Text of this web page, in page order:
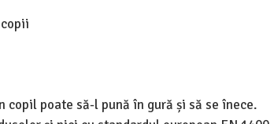
poate să-l pună în gură și să se înece.